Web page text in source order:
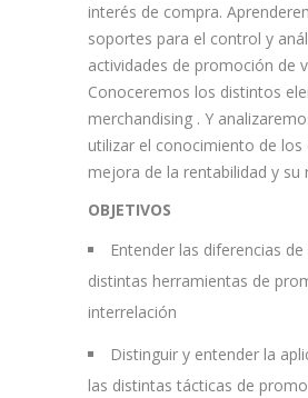
interés de compra.
soportes para el control y
actividades de promoción de
Conoceremos los distintos
merchandising . Y
utilizar el conocimiento de los
mejora de la rentabilidad y su
OBJETIVOS
Entender las diferencias
distintas herramientas de
interrelación
Distinguir y entender la
las distintas tácticas de